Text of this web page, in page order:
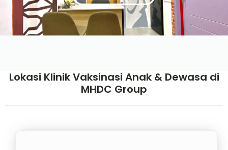
Lokasi Klinik Vaksinasi Anak & Dewasa di
MHDC Group